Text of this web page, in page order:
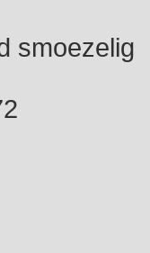
smoezelig